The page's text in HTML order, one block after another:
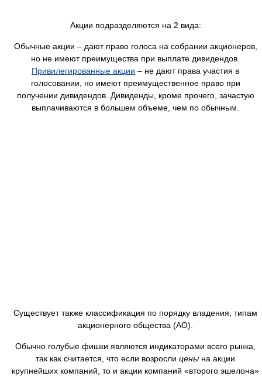
Акции подразделяются на 2 вида:
Обычные акции – дают право голоса на собрании акционеров,
но не имеют преимущества при выплате дивидендов.
Привилегированные акции – не дают права участия в
голосовании, но имеют преимущественное право при
получении дивидендов. Дивиденды, кроме прочего, зачастую
выплачиваются в большем объеме, чем по обычным.
Существует также классификация по порядку владения, типам
акционерного общества (АО).
Обычно голубые фишки являются индикаторами всего рынка,
так как считается, что если возросли цены на акции
крупнейших компаний, то и акции компаний «второго эшелона»